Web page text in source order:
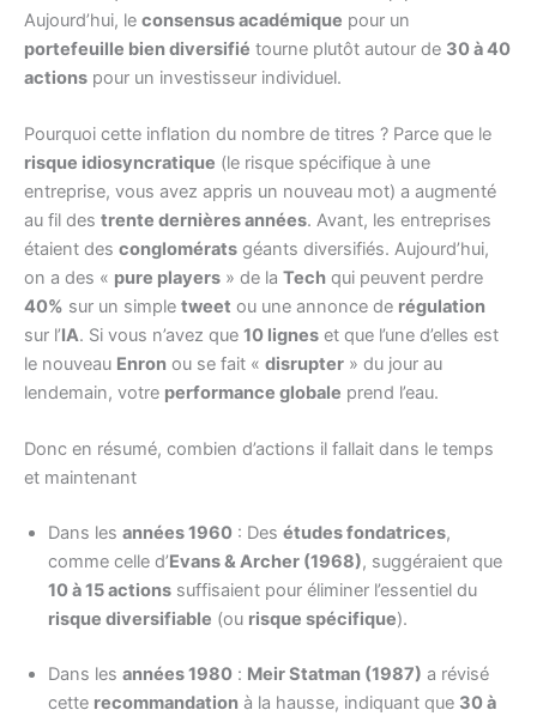
Aujourd’hui, le consensus académique pour un
portefeuille bien diversifié tourne plutôt autour de 30 à 40
actions pour un investisseur individuel.
Pourquoi cette inflation du nombre de titres ? Parce que le
risque idiosyncratique (le risque spécifique à une
entreprise, vous avez appris un nouveau mot) a augmenté
au fil des trente dernières années. Avant, les entreprises
étaient des conglomérats géants diversifiés. Aujourd’hui,
on a des « pure players » de la Tech qui peuvent perdre
40% sur un simple tweet ou une annonce de régulation
sur l’IA. Si vous n’avez que 10 lignes et que l’une d’elles est
le nouveau Enron ou se fait « disrupter » du jour au
lendemain, votre performance globale prend l’eau.
Donc en résumé, combien d’actions il fallait dans le temps
et maintenant
Dans les années 1960 : Des études fondatrices,
comme celle d’Evans & Archer (1968), suggéraient que
10 à 15 actions suffisaient pour éliminer l’essentiel du
risque diversifiable (ou risque spécifique).
Dans les années 1980 : Meir Statman (1987) a révisé
cette recommandation à la hausse, indiquant que 30 à